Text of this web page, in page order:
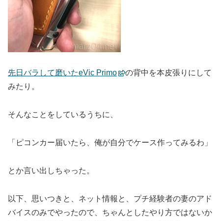
先日バラして磨いたeVic Primo
の背中を本皮張りにして
みたり。
そんなことをしているうちに、
「ピコンカー届いたら、俺が自分でケース作ってみるわ」
とか言い出しちゃった。
以下、思いつきと、ネット情報と、プチ経験者の妻のアド
バイスのみでやったので、ちゃんとしたやり方ではないか